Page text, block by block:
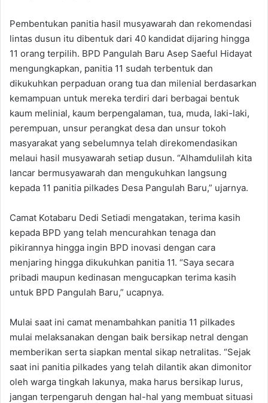
Pembentukan panitia hasil musyawarah dan rekomendasi
lintas dusun itu dibentuk dari 40 kandidat dijaring hingga
11 orang terpilih. BPD Pangulah Baru Asep Saeful Hidayat
mengungkapkan, panitia 11 sudah terbentuk dan
dikukuhkan perpaduan orang tua dan milenial berdasarkan
kemampuan untuk mereka terdiri dari berbagai bentuk
kaum melinial, kaum berpengalaman, tua, muda, laki-laki,
perempuan, unsur perangkat desa dan unsur tokoh
masyarakat yang sebelumnya telah direkomendasikan
melaui hasil musyawarah setiap dusun. “Alhamdulilah kita
lancar bermusyawarah dan mengukuhkan langsung
kepada 11 panitia pilkades Desa Pangulah Baru,” ujarnya.
Camat Kotabaru Dedi Setiadi mengatakan, terima kasih
kepada BPD yang telah mencurahkan tenaga dan
pikirannya hingga ingin BPD inovasi dengan cara
menjaring hingga dikukuhkan panitia 11. “Saya secara
pribadi maupun kedinasan mengucapkan terima kasih
untuk BPD Pangulah Baru,” ucapnya.
Mulai saat ini camat menambahkan panitia 11 pilkades
mulai melaksanakan dengan baik bersikap netral dengan
memberikan serta siapkan mental sikap netralitas. “Sejak
saat ini panitia pilkades yang telah dilantik akan dimonitor
oleh warga tingkah lakunya, maka harus bersikap lurus,
jangan terpengaruh dengan hal-hal yang membuat situasi